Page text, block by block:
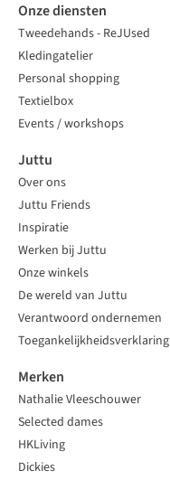
Onze diensten
Tweedehands - ReJUsed
Kledingatelier
Personal shopping
Textielbox
Events / workshops
Juttu
Over ons
Juttu Friends
Inspiratie
Werken bij Juttu
Onze winkels
De wereld van Juttu
Verantwoord ondernemen
Toegankelijkheidsverklaring
Merken
Nathalie Vleeschouwer
Selected dames
HKLiving
Dickies